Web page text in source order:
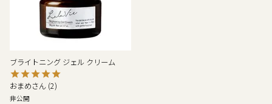
ブライトニング ジェル クリーム
おまめ 2
非公開